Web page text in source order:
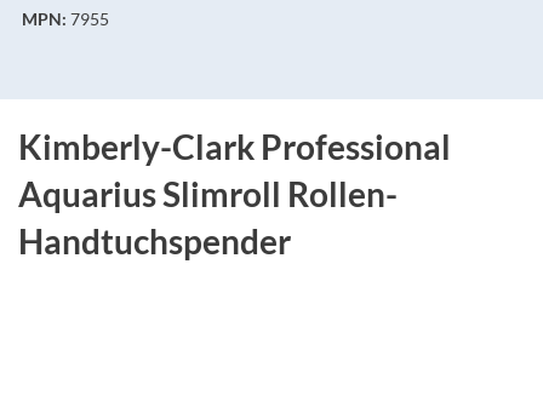
MPN: 7955
Kimberly-Clark Professional
Aquarius Slimroll Rollen-
Handtuchspender